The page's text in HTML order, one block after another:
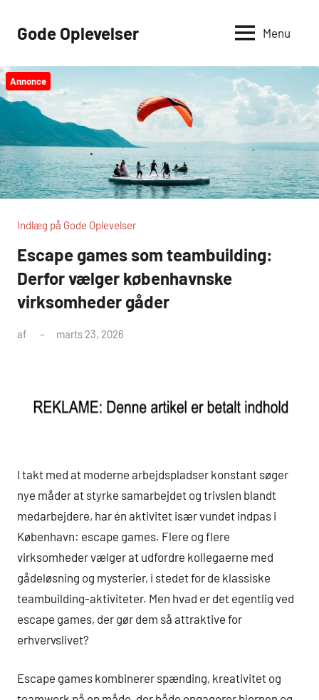
Gode Oplevelser Menu
Annonce
Indlæg på Gode Oplevelser
Escape games som teambuilding:
Derfor vælger københavnske
virksomheder gåder
af marts 23, 2026
I takt med at moderne arbejdspladser konstant søger
nye måder at styrke samarbejdet og trivslen blandt
medarbejdere, har én aktivitet især vundet indpas i
København: escape games. Flere og flere
virksomheder vælger at udfordre kollegaerne med
gådeløsning og mysterier, i stedet for de klassiske
teambuilding-aktiviteter. Men hvad er det egentlig ved
escape games, der gør dem så attraktive for
erhvervslivet?
Escape games kombinerer spænding, kreativitet og